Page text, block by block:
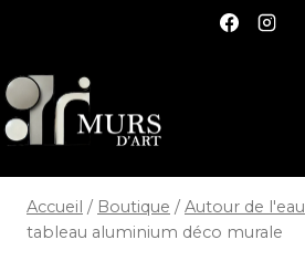
Accueil / Boutique / Autour de l'eau
tableau aluminium déco murale